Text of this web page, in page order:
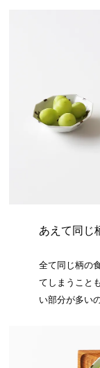
あえて同じ
全て同じ柄の
てしまうこと
い部分が多い